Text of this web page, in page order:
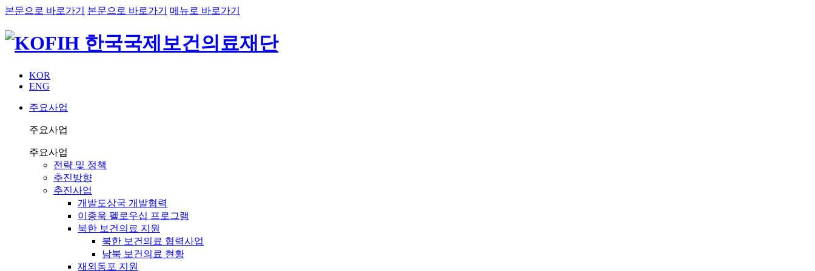
본문으로 바로가기 본문으로 바로가기 메뉴로 바로가기
KOR
ENG
주요사업
주요사업
주요사업
전략 및 정책
추진방향
추진사업
개발도상국 개발협력
이종욱 펠로우십 프로그램
북한 보건의료 지원
북한 보건의료 협력사업
남북 보건의료 현황
재외동포 지원